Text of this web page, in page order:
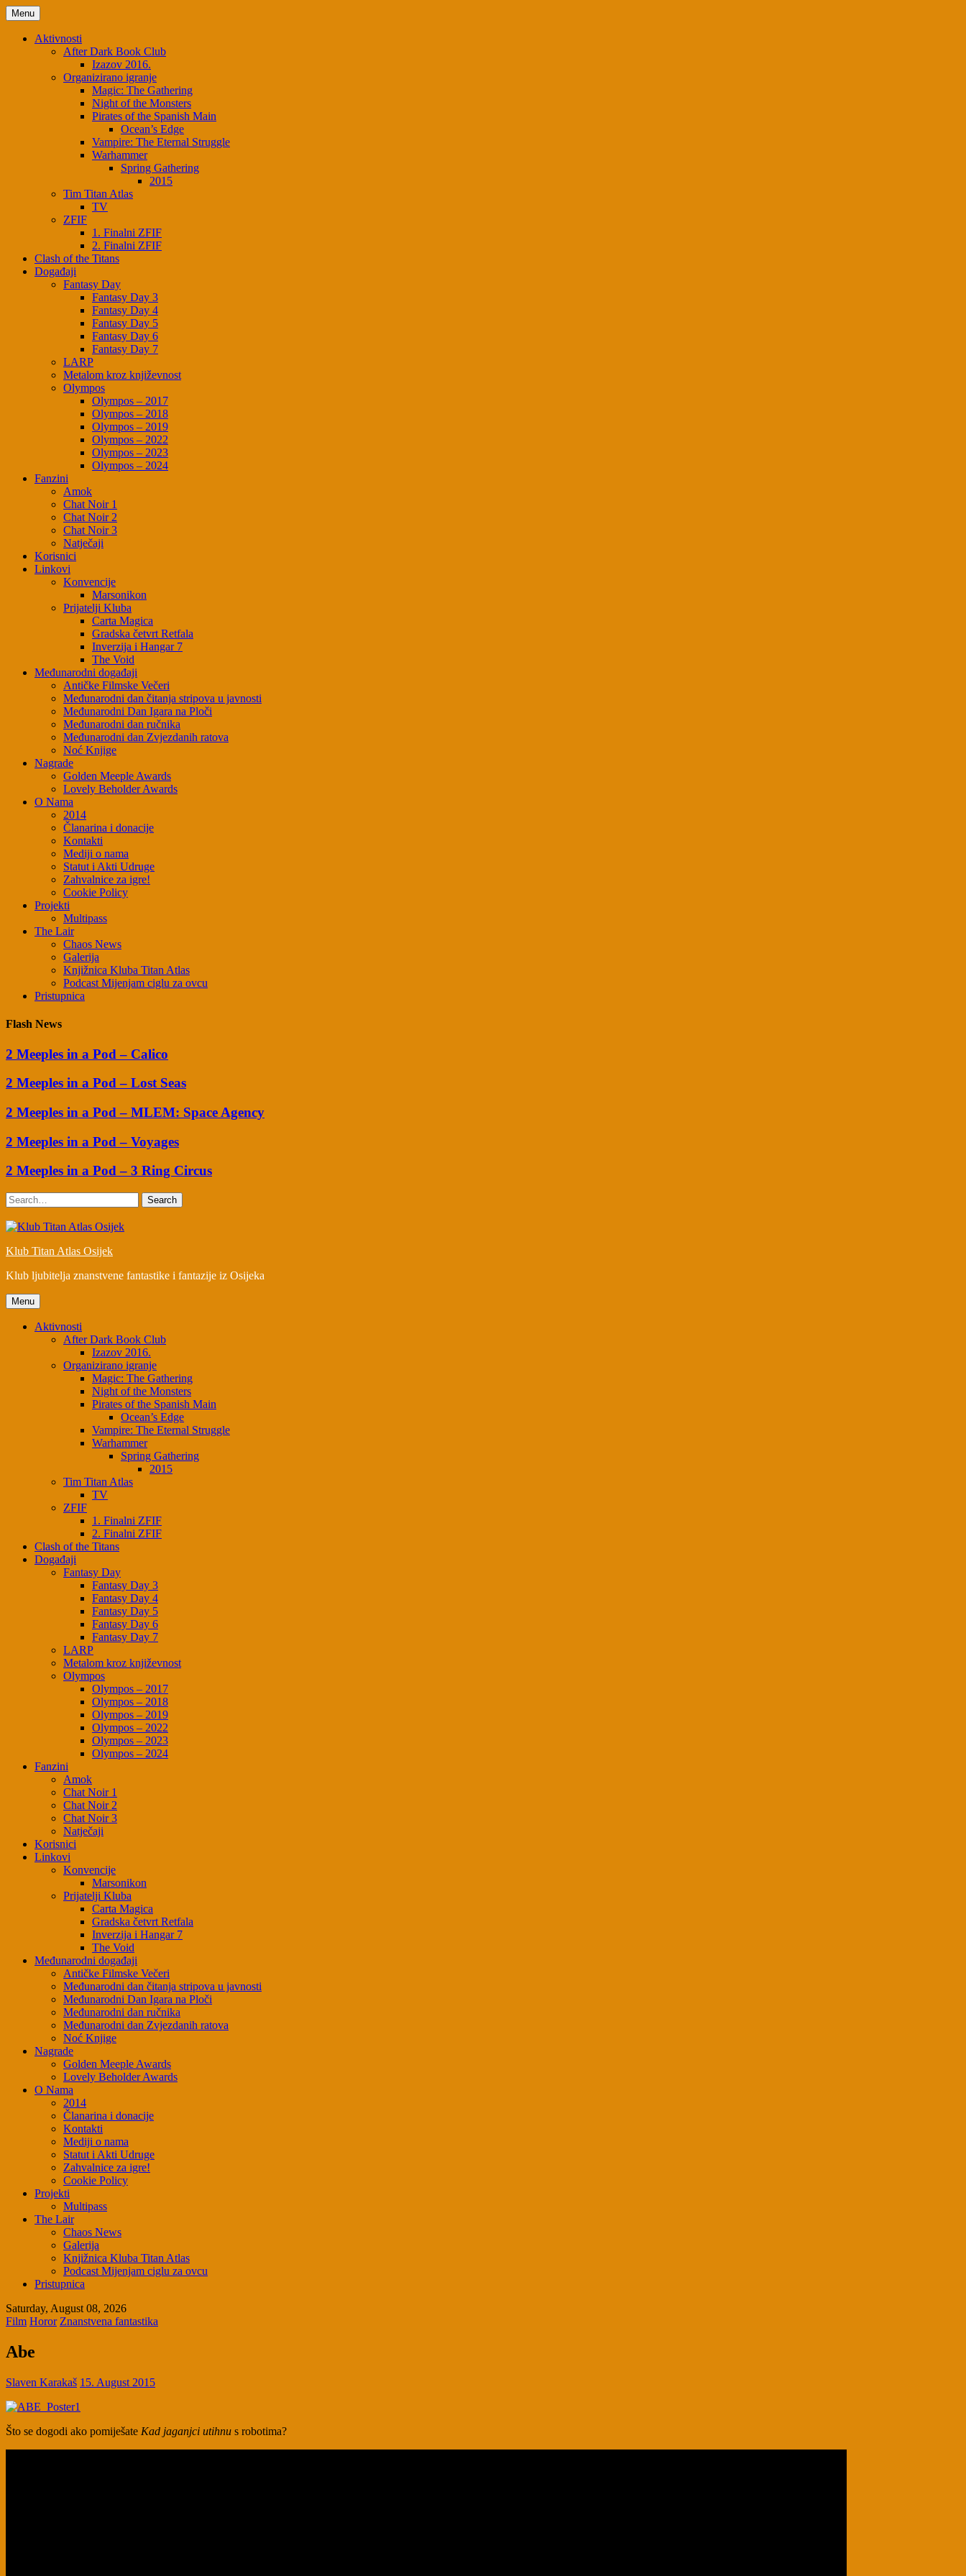
Skip
to
content
Menu
Aktivnosti
After Dark Book Club
Izazov 2016.
Organizirano igranje
Magic: The Gathering
Night of the Monsters
Pirates of the Spanish Main
Ocean’s Edge
Vampire: The Eternal Struggle
Warhammer
Spring Gathering
2015
Tim Titan Atlas
TV
ZFIF
1. Finalni ZFIF
2. Finalni ZFIF
Clash of the Titans
Događaji
Fantasy Day
Fantasy Day 3
Fantasy Day 4
Fantasy Day 5
Fantasy Day 6
Fantasy Day 7
LARP
Metalom kroz književnost
Olympos
Olympos – 2017
Olympos – 2018
Olympos – 2019
Olympos – 2022
Olympos – 2023
Olympos – 2024
Fanzini
Amok
Chat Noir 1
Chat Noir 2
Chat Noir 3
Natječaji
Korisnici
Linkovi
Konvencije
Marsonikon
Prijatelji Kluba
Carta Magica
Gradska četvrt Retfala
Inverzija i Hangar 7
The Void
Međunarodni događaji
Antičke Filmske Večeri
Međunarodni dan čitanja stripova u javnosti
Međunarodni Dan Igara na Ploči
Međunarodni dan ručnika
Međunarodni dan Zvjezdanih ratova
Noć Knjige
Nagrade
Golden Meeple Awards
Lovely Beholder Awards
O Nama
2014
Članarina i donacije
Kontakti
Mediji o nama
Statut i Akti Udruge
Zahvalnice za igre!
Cookie Policy
Projekti
Multipass
The Lair
Chaos News
Galerija
Knjižnica Kluba Titan Atlas
Podcast Mijenjam ciglu za ovcu
Pristupnica
Flash News
2 Meeples in a Pod – Calico
2 Meeples in a Pod – Lost Seas
2 Meeples in a Pod – MLEM: Space Agency
2 Meeples in a Pod – Voyages
2 Meeples in a Pod – 3 Ring Circus
Search
Klub Titan Atlas Osijek
Klub ljubitelja znanstvene fantastike i fantazije iz Osijeka
Menu
Aktivnosti
After Dark Book Club
Izazov 2016.
Organizirano igranje
Magic: The Gathering
Night of the Monsters
Pirates of the Spanish Main
Ocean’s Edge
Vampire: The Eternal Struggle
Warhammer
Spring Gathering
2015
Tim Titan Atlas
TV
ZFIF
1. Finalni ZFIF
2. Finalni ZFIF
Clash of the Titans
Događaji
Fantasy Day
Fantasy Day 3
Fantasy Day 4
Fantasy Day 5
Fantasy Day 6
Fantasy Day 7
LARP
Metalom kroz književnost
Olympos
Olympos – 2017
Olympos – 2018
Olympos – 2019
Olympos – 2022
Olympos – 2023
Olympos – 2024
Fanzini
Amok
Chat Noir 1
Chat Noir 2
Chat Noir 3
Natječaji
Korisnici
Linkovi
Konvencije
Marsonikon
Prijatelji Kluba
Carta Magica
Gradska četvrt Retfala
Inverzija i Hangar 7
The Void
Međunarodni događaji
Antičke Filmske Večeri
Međunarodni dan čitanja stripova u javnosti
Međunarodni Dan Igara na Ploči
Međunarodni dan ručnika
Međunarodni dan Zvjezdanih ratova
Noć Knjige
Nagrade
Golden Meeple Awards
Lovely Beholder Awards
O Nama
2014
Članarina i donacije
Kontakti
Mediji o nama
Statut i Akti Udruge
Zahvalnice za igre!
Cookie Policy
Projekti
Multipass
The Lair
Chaos News
Galerija
Knjižnica Kluba Titan Atlas
Podcast Mijenjam ciglu za ovcu
Pristupnica
Saturday, August 08, 2026
Film Horor Znanstvena fantastika
Abe
Slaven Karakaš 15. August 2015
Što se dogodi ako pomiješate Kad jaganjci utihnu s robotima?